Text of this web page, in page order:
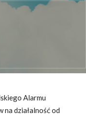
Alarmu
na działalność od